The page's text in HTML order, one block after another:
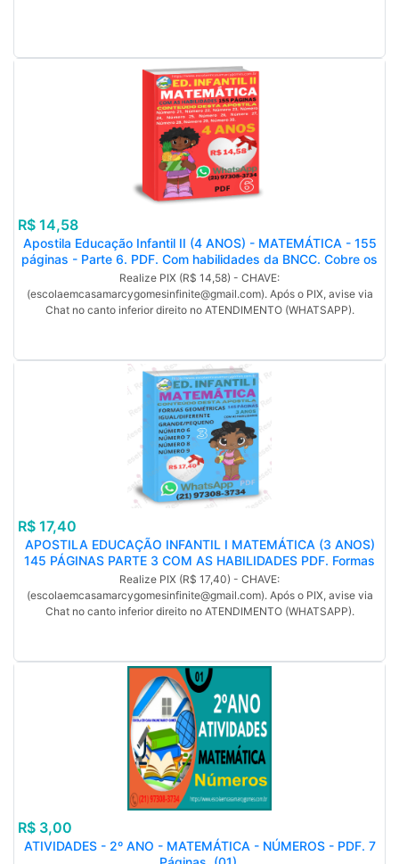
R$ 14,58
Apostila Educação Infantil II (4 ANOS) - MATEMÁTICA - 155
páginas - Parte 6. PDF. Com habilidades da BNCC. Cobre os
números de 21 a 30. (MP).
Realize PIX (R$ 14,58) - CHAVE:
(escolaemcasamarcygomesinfinite@gmail.com). Após o PIX, avise via
Chat no canto inferior direito no ATENDIMENTO (WHATSAPP).
R$ 17,40
APOSTILA EDUCAÇÃO INFANTIL I MATEMÁTICA (3 ANOS)
145 PÁGINAS PARTE 3 COM AS HABILIDADES PDF. Formas
geométricas, Igual/diferente, Grande/pequeno, Número 6,
Número 7, Número 8, Número 9, (MP).
Realize PIX (R$ 17,40) - CHAVE:
(escolaemcasamarcygomesinfinite@gmail.com). Após o PIX, avise via
Chat no canto inferior direito no ATENDIMENTO (WHATSAPP).
R$ 3,00
ATIVIDADES - 2º ANO - MATEMÁTICA - NÚMEROS - PDF. 7